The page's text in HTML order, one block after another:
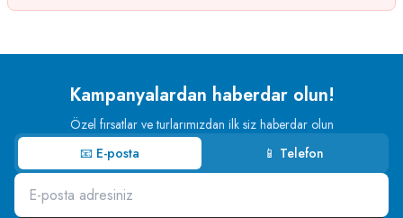
Kampanyalardan haberdar olun!
Özel fırsatlar ve turlarımızdan ilk siz haberdar olun
📧 E-posta
📱 Telefon